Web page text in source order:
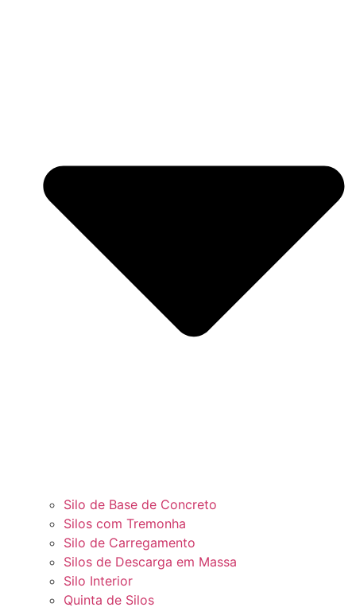
Silo de Base de Concreto
Silos com Tremonha
Silo de Carregamento
Silos de Descarga em Massa
Silo Interior
Quinta de Silos